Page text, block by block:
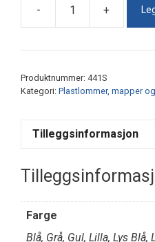
-
40mm
+
Produktnummer: 441S
Kategori: Plastlommer, mapper
Tilleggsinformasjon
Farge
Blå, Grå, Gul, Lilla, Lys Blå,